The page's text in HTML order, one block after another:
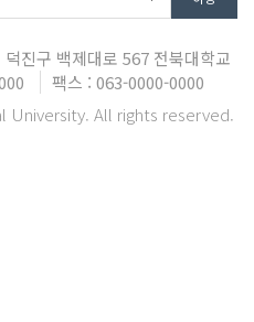
진구 백제대로 567 전북대학교
팩스 : 063-0000-0000
All rights reserved.